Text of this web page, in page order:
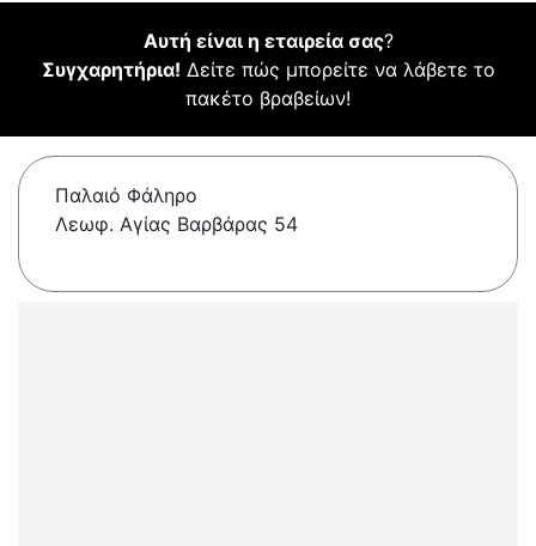
Αυτή είναι η εταιρεία σας?
Συγχαρητήρια! Δείτε πώς μπορείτε να λάβετε το
πακέτο βραβείων!
Παλαιό Φάληρο
Λεωφ. Αγίας Βαρβάρας 54